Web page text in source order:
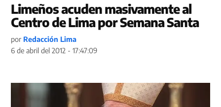
Limeños acuden masivamente al
Centro de Lima por Semana Santa
por Redacción Lima
6 de abril del 2012 - 17:47:09